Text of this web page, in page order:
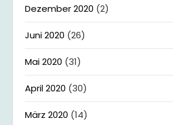
Dezember 2020 (2)
Juni 2020 (26)
Mai 2020 (31)
April 2020 (30)
März 2020 (14)